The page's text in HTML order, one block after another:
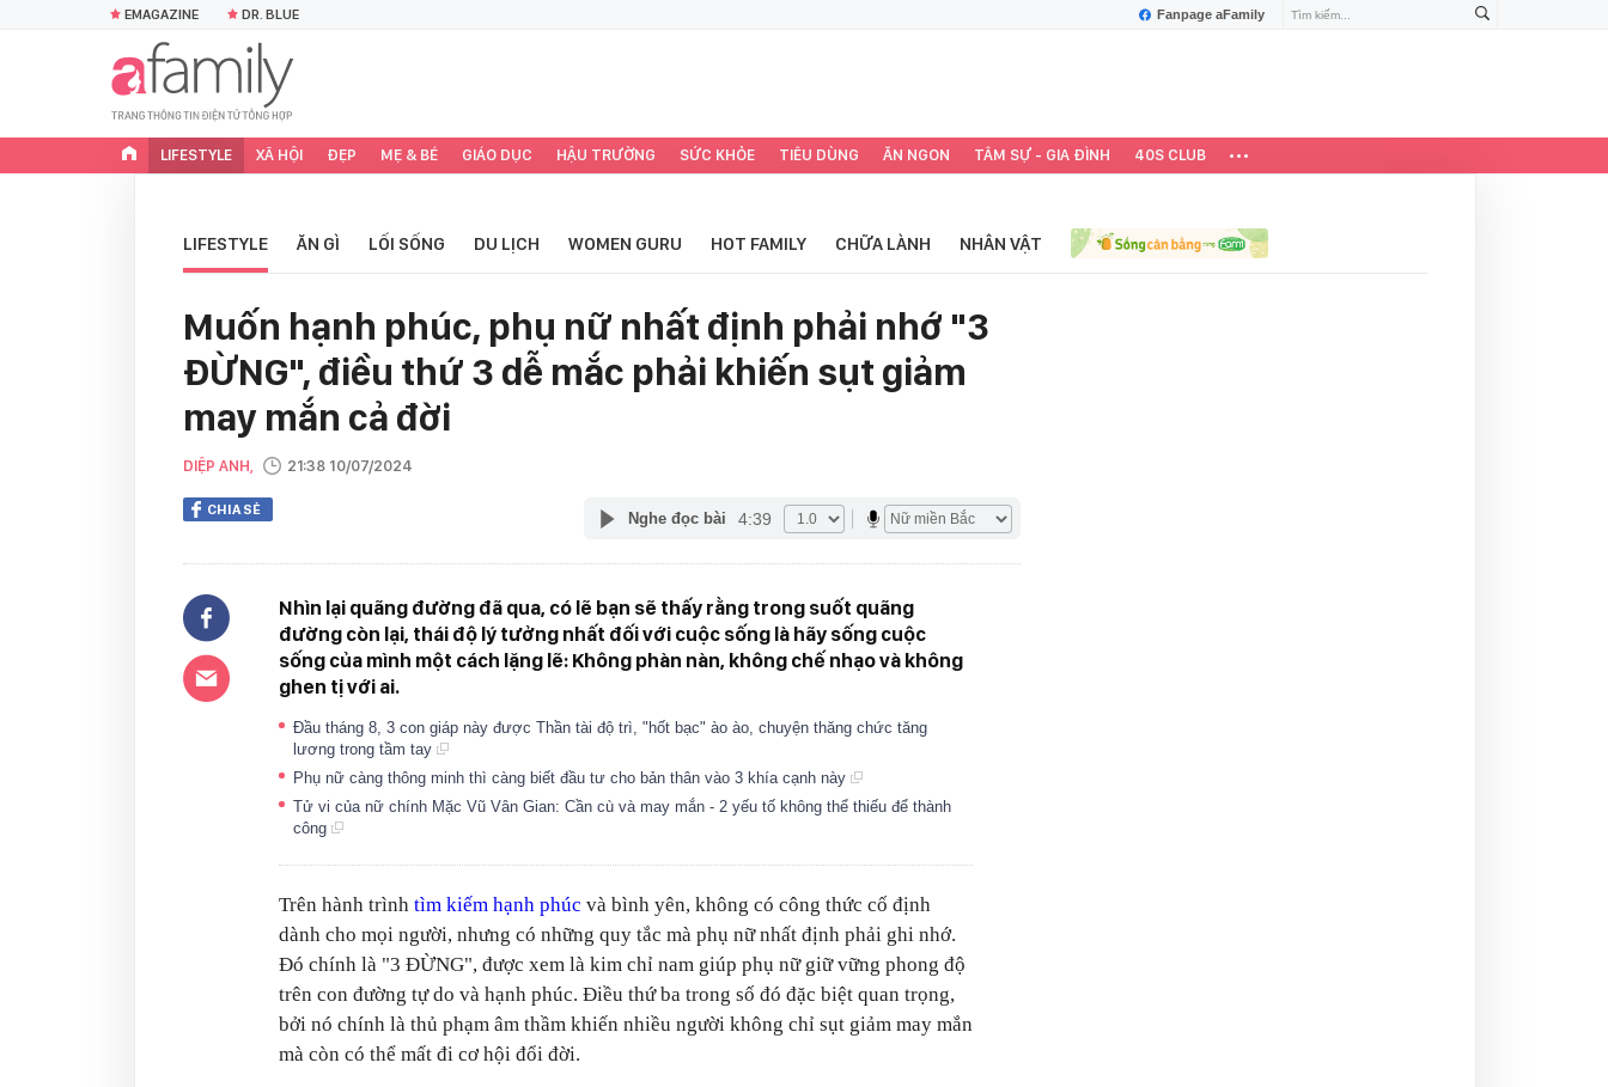
Fanpage aFamily
EMAGAZINE DR. BLUE
LIFESTYLE XÃ HỘI ĐẸP MẸ & BÉ GIÁO DỤC HẬU TRƯỜNG SỨC KHỎE TIÊU DÙNG ĂN NGON TÂM SỰ - GIA ĐÌNH 40S CLUB
LIFESTYLE ĂN GÌ LỐI SỐNG DU LỊCH WOMEN GURU HOT FAMILY CHỮA LÀNH NHÂN VẬT
Muốn hạnh phúc, phụ nữ nhất định phải nhớ "3
ĐỪNG", điều thứ 3 dễ mắc phải khiến sụt giảm
may mắn cả đời
DIỆP ANH, 21:38 10/07/2024
CHIA SẺ Nghe đọc bài 4:39
Nhìn lại quãng đường đã qua, có lẽ bạn sẽ thấy rằng trong suốt quãng
đường còn lại, thái độ lý tưởng nhất đối với cuộc sống là hãy sống cuộc
sống của mình một cách lặng lẽ: Không phàn nàn, không chế nhạo và không
ghen tị với ai.
Đầu tháng 8, 3 con giáp này được Thần tài độ trì, "hốt bạc" ào ào, chuyện thăng chức tăng
lương trong tầm tay
Phụ nữ càng thông minh thì càng biết đầu tư cho bản thân vào 3 khía cạnh này
Tử vi của nữ chính Mặc Vũ Vân Gian: Cần cù và may mắn - 2 yếu tố không thể thiếu để thành
công
Trên hành trình tìm kiếm hạnh phúc và bình yên, không có công thức cố định
dành cho mọi người, nhưng có những quy tắc mà phụ nữ nhất định phải ghi nhớ.
Đó chính là "3 ĐỪNG", được xem là kim chỉ nam giúp phụ nữ giữ vững phong độ
trên con đường tự do và hạnh phúc. Điều thứ ba trong số đó đặc biệt quan trọng,
bởi nó chính là thủ phạm âm thầm khiến nhiều người không chỉ sụt giảm may mắn
mà còn có thể mất đi cơ hội đổi đời.